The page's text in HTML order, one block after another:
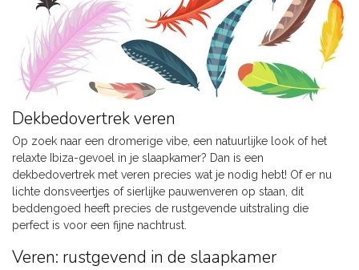
Dekbedovertrek veren
Op zoek naar een dromerige vibe, een natuurlijke look of het
relaxte Ibiza-gevoel in je slaapkamer? Dan is een
dekbedovertrek met veren precies wat je nodig hebt! Of er nu
lichte donsveertjes of sierlijke pauwenveren op staan, dit
beddengoed heeft precies de rustgevende uitstraling die
perfect is voor een fijne nachtrust.
Veren: rustgevend in de slaapkamer